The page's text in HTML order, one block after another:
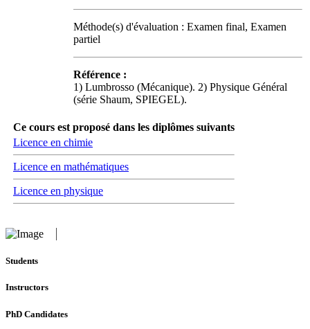
Méthode(s) d'évaluation : Examen final, Examen
partiel
Référence :
1) Lumbrosso (Mécanique). 2) Physique Général
(série Shaum, SPIEGEL).
Ce cours est proposé dans les diplômes suivants
Licence en chimie
Licence en mathématiques
Licence en physique
Students
Instructors
PhD Candidates